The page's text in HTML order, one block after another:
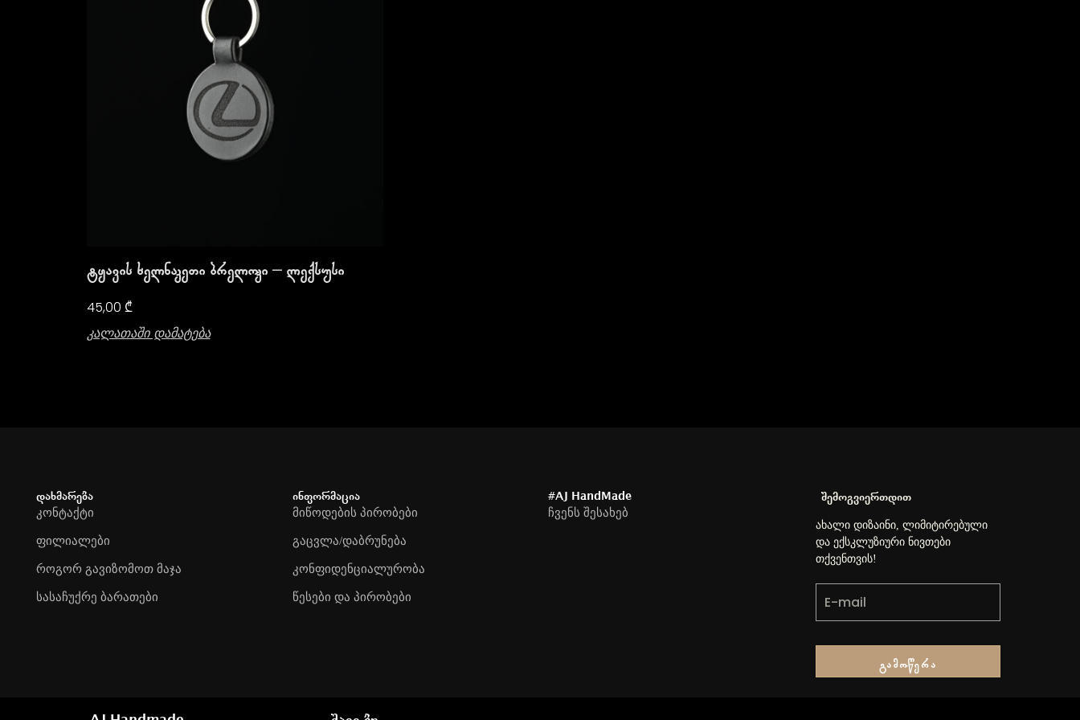
Ტყავის Ხელნაკეთი Ბრელოკი – Ლექსუსი
45,00 ₾
Კალათაში Დამატება
დახმარება
კონტაქტი
ფილიალები
როგორ გავიზომოთ მაჯა
სასაჩუქრე ბარათები
ინფორმაცია
მიწოდების პირობები
გაცვლა/დაბრუნება
კონფიდენციალურობა
წესები და პირობები
#AJ HandMade
ჩვენს შესახებ
შემოგვიერთდით
ახალი დიზაინი, ლიმიტირებული
და ექსკლუზიური ნივთები
თქვენთვის!
Გამოწერა